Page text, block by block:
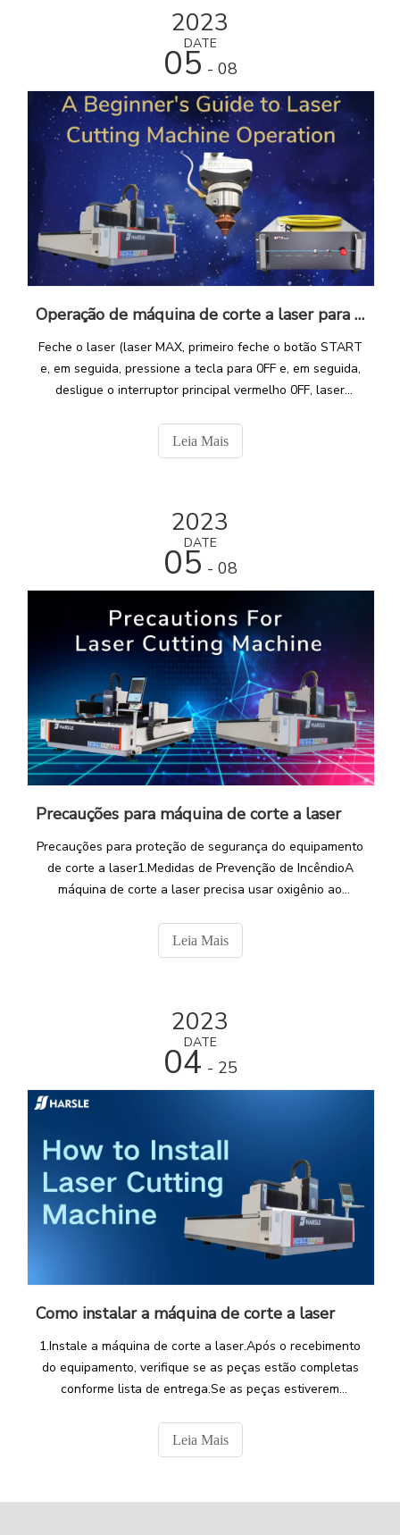
2023
DATE
05 - 08
Operação de máquina de corte a laser para iniciantes
Feche o laser (laser MAX, primeiro feche o botão START
e, em seguida, pressione a tecla para 0FF e, em seguida,
desligue o interruptor principal vermelho 0FF, laser
desligue o interruptor principal vermelho 0FF)
Leia Mais
2023
DATE
05 - 08
Precauções para máquina de corte a laser
Precauções para proteção de segurança do equipamento
de corte a laser1.Medidas de Prevenção de IncêndioA
máquina de corte a laser precisa usar oxigênio ao
corte, especialmente perto do cilindro de oxigênio, para
evitar perigos ocultos e danos desnecessários.
Leia Mais
2023
DATE
04 - 25
Como instalar a máquina de corte a laser
1.Instale a máquina de corte a laser.Após o recebimento
do equipamento, verifique se as peças estão completas
conforme lista de entrega.Se as peças estiverem
é dividida em cama frontal e cama traseira,
Leia Mais